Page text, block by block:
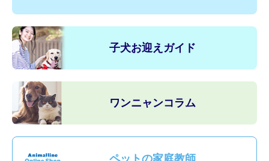
子犬お迎えガイド
ワンニャンコラム